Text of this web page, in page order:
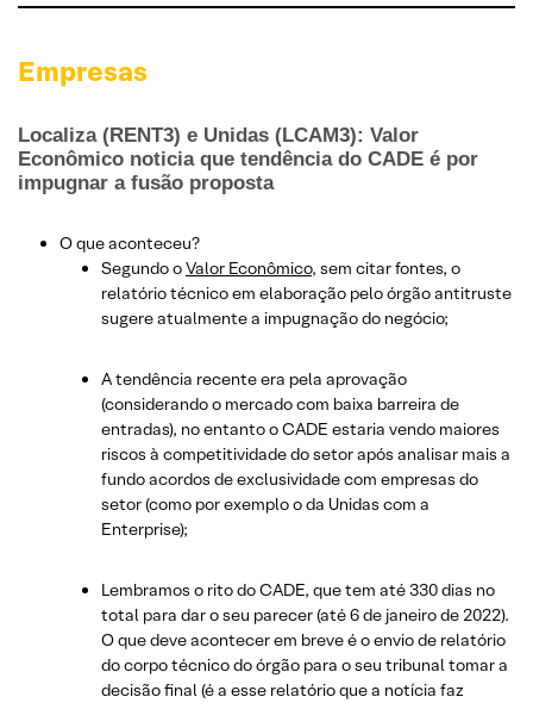
Empresas
Localiza (RENT3) e Unidas (LCAM3): Valor
Econômico noticia que tendência do CADE é por
impugnar a fusão proposta
O que aconteceu?
Segundo oValor Econômico, sem citar fontes, o
relatório técnico em elaboração pelo órgão antitruste
sugere atualmente a impugnação do negócio;
A tendência recente era pela aprovação
(considerando o mercado com baixa barreira de
entradas), no entanto o CADE estaria vendo maiores
riscos à competitividade do setor após analisar mais a
fundo acordos de exclusividade com empresas do
setor (como por exemplo o da Unidas com a
Enterprise);
Lembramos o rito do CADE, que tem até 330 dias no
total para dar o seu parecer (até 6 de janeiro de 2022).
O que deve acontecer em breve é o envio de relatório
do corpo técnico do órgão para o seu tribunal tomar a
decisão final (é a esse relatório que a notícia faz